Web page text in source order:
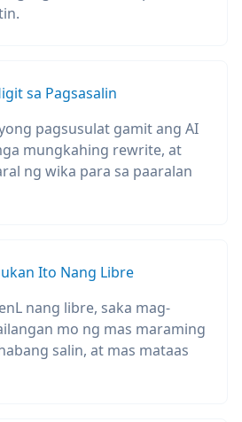
sa Pagsasalin
pagsusulat gamit ang AI
mungkahing rewrite, at
ng wika para sa paaralan
Ito Nang Libre
nang libre, saka mag-
mo ng mas maraming
salin, at mas mataas